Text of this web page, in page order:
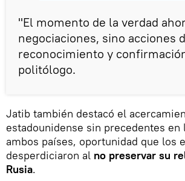
"El momento de la verdad
negociaciones, sino acciones
reconocimiento y
politólogo.
Jatib también destacó el
estadounidense sin precedentes en
ambos países, oportunidad que los
desperdiciaron al no preservar su
Rusia.